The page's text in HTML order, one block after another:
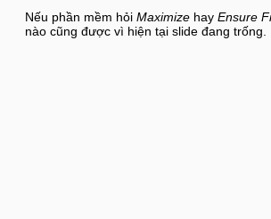
Nếu phần mềm hỏi Maximize hay Ensure
nào cũng được vì hiện tại slide đang trống.